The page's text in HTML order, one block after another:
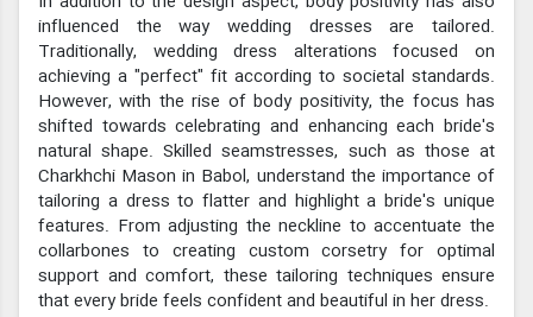
influenced the way wedding dresses are tailored.
Traditionally, wedding dress alterations focused on
achieving a "perfect" fit according to societal standards.
However, with the rise of body positivity, the focus has
shifted towards celebrating and enhancing each bride's
natural shape. Skilled seamstresses, such as those at
Charkhchi Mason in Babol, understand the importance of
tailoring a dress to flatter and highlight a bride's unique
features. From adjusting the neckline to accentuate the
collarbones to creating custom corsetry for optimal
support and comfort, these tailoring techniques ensure
that every bride feels confident and beautiful in her dress.